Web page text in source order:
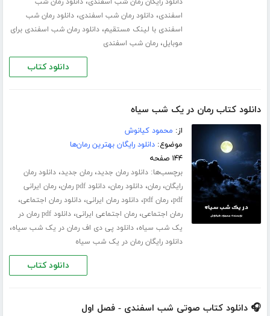
دانلود رایگان رمان شب اسفندی دانلود رمان شب
اسفندی،دانلود رمان شب اسفندی،دانلود رمان شب
اسفندی با لینک مستقیم،دانلود رمان شب اسفندی برای
موبایل،رمان شب اسفندی
دانلود کتاب
دانلود کتاب رمان در یک شب سیاه
از: محمود کیانوش
موضوع:دانلود رایگان بهترین رمان‌ها
۱۴۴ صفحه
برچسب‌ها:دانلود رمان جدید،رمان جدید،دانلود رمان
رایگان،رمان،دانلود رمان،دانلود pdf رمان ،رمان ایرانی
pdf،رمان pdf ،دانلود رمان ایرانی،دانلود رمان اجتماعی،
رمان اجتماعی،رمان اجتماعی ایرانی،
دانلود pdf رمان در
یک شب سیاه،دانلود پی دی اف رمان در یک شب سیاه،
دانلود رایگان رمان در یک شب سیاه
دانلود کتاب
🎧 دانلود کتاب صوتی شب اسفندی - فصل اول